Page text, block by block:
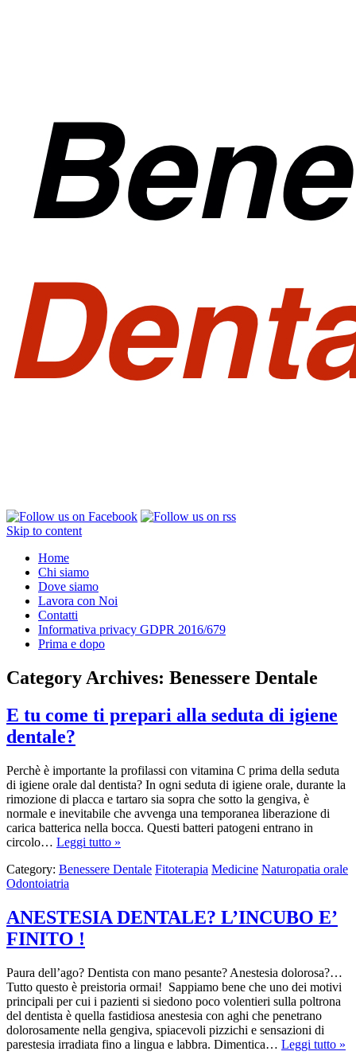
Skip to content
Home
Chi siamo
Dove siamo
Lavora con Noi
Contatti
Informativa privacy GDPR 2016/679
Prima e dopo
Category Archives: Benessere Dentale
E tu come ti prepari alla seduta di igiene
dentale?
Perchè è importante la profilassi con vitamina C prima della seduta
di igiene orale dal dentista? In ogni seduta di igiene orale, durante la
rimozione di placca e tartaro sia sopra che sotto la gengiva, è
normale e inevitabile che avvenga una temporanea liberazione di
carica batterica nella bocca. Questi batteri patogeni entrano in
circolo… Leggi tutto »
Category: Benessere Dentale Fitoterapia Medicine Naturopatia orale
Odontoiatria
ANESTESIA DENTALE? L’INCUBO E’
FINITO !
Paura dell’ago? Dentista con mano pesante? Anestesia dolorosa?…
Tutto questo è preistoria ormai! Sappiamo bene che uno dei motivi
principali per cui i pazienti si siedono poco volentieri sulla poltrona
del dentista è quella fastidiosa anestesia con aghi che penetrano
dolorosamente nella gengiva, spiacevoli pizzichi e sensazioni di
parestesia irradiata fino a lingua e labbra. Dimentica… Leggi tutto »